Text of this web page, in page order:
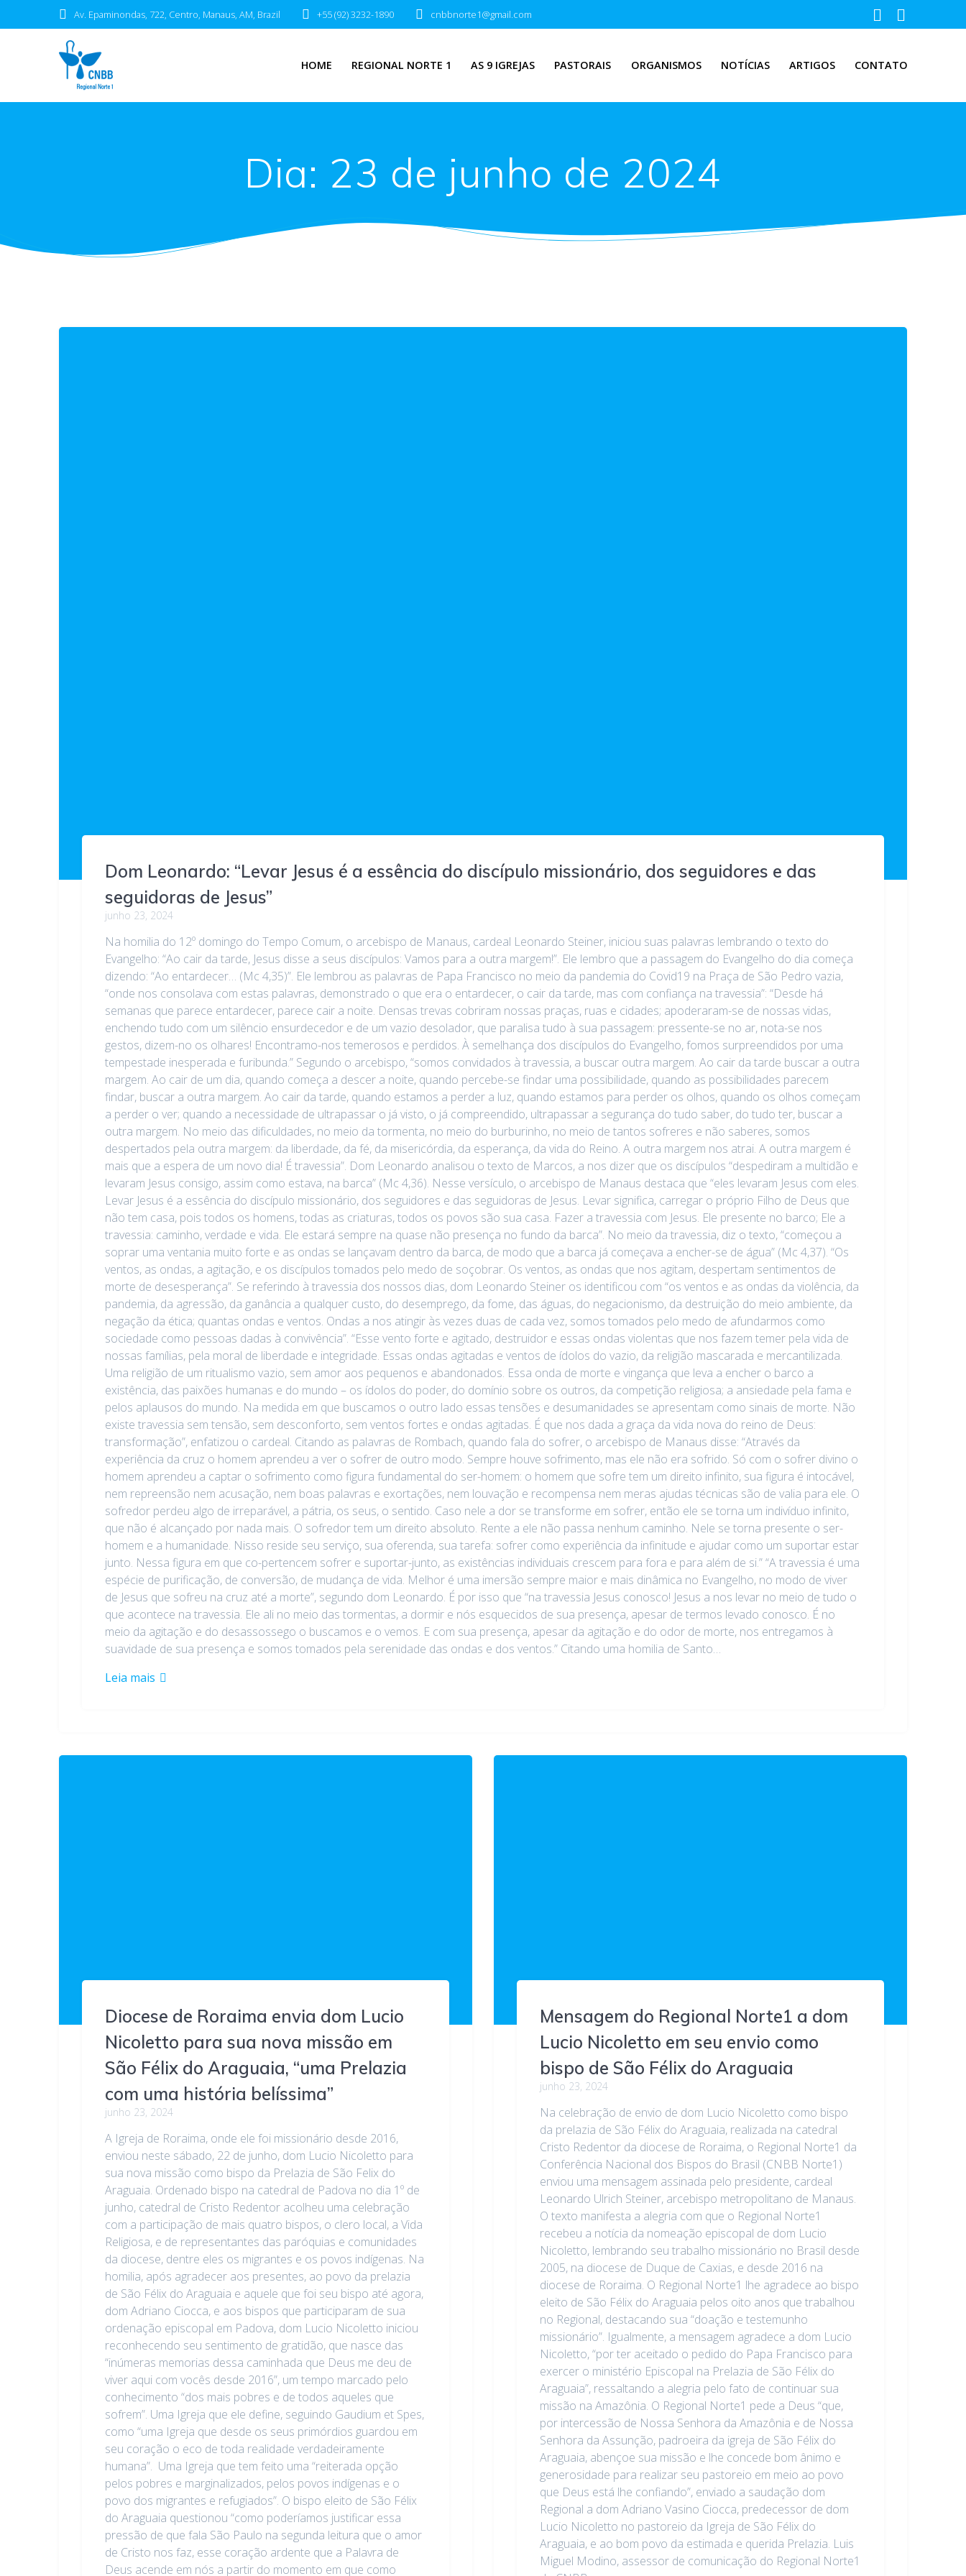
Av. Epaminondas, 722, Centro, Manaus, AM, Brazil +55 (92) 3232-1890 cnbbnorte1@gmail.com
HOME REGIONAL NORTE 1 AS 9 IGREJAS PASTORAIS ORGANISMOS NOTÍCIAS ARTIGOS CONTATO
Dia: 23 de junho de 2024
Dom Leonardo: “Levar Jesus é a essência do discípulo missionário, dos seguidores e das
seguidoras de Jesus”
junho 23, 2024
Na homilia do 12º domingo do Tempo Comum, o arcebispo de Manaus, cardeal Leonardo Steiner, iniciou suas palavras lembrando o texto do
Evangelho: “Ao cair da tarde, Jesus disse a seus discípulos: Vamos para a outra margem!”. Ele lembro que a passagem do Evangelho do dia começa
dizendo: “Ao entardecer… (Mc 4,35)”. Ele lembrou as palavras de Papa Francisco no meio da pandemia do Covid19 na Praça de São Pedro vazia,
“onde nos consolava com estas palavras, demonstrado o que era o entardecer, o cair da tarde, mas com confiança na travessia”: “Desde há
semanas que parece entardecer, parece cair a noite. Densas trevas cobriram nossas praças, ruas e cidades; apoderaram-se de nossas vidas,
enchendo tudo com um silêncio ensurdecedor e de um vazio desolador, que paralisa tudo à sua passagem: pressente-se no ar, nota-se nos
gestos, dizem-no os olhares! Encontramo-nos temerosos e perdidos. À semelhança dos discípulos do Evangelho, fomos surpreendidos por uma
tempestade inesperada e furibunda.” Segundo o arcebispo, “somos convidados à travessia, a buscar outra margem. Ao cair da tarde buscar a outra
margem. Ao cair de um dia, quando começa a descer a noite, quando percebe-se findar uma possibilidade, quando as possibilidades parecem
findar, buscar a outra margem. Ao cair da tarde, quando estamos a perder a luz, quando estamos para perder os olhos, quando os olhos começam
a perder o ver; quando a necessidade de ultrapassar o já visto, o já compreendido, ultrapassar a segurança do tudo saber, do tudo ter, buscar a
outra margem. No meio das dificuldades, no meio da tormenta, no meio do burburinho, no meio de tantos sofreres e não saberes, somos
despertados pela outra margem: da liberdade, da fé, da misericórdia, da esperança, da vida do Reino. A outra margem nos atrai. A outra margem é
mais que a espera de um novo dia! É travessia”. Dom Leonardo analisou o texto de Marcos, a nos dizer que os discípulos “despediram a multidão e
levaram Jesus consigo, assim como estava, na barca” (Mc 4,36). Nesse versículo, o arcebispo de Manaus destaca que “eles levaram Jesus com eles.
Levar Jesus é a essência do discípulo missionário, dos seguidores e das seguidoras de Jesus. Levar significa, carregar o próprio Filho de Deus que
não tem casa, pois todos os homens, todas as criaturas, todos os povos são sua casa. Fazer a travessia com Jesus. Ele presente no barco; Ele a
travessia: caminho, verdade e vida. Ele estará sempre na quase não presença no fundo da barca”. No meio da travessia, diz o texto, “começou a
soprar uma ventania muito forte e as ondas se lançavam dentro da barca, de modo que a barca já começava a encher-se de água” (Mc 4,37). “Os
ventos, as ondas, a agitação, e os discípulos tomados pelo medo de soçobrar. Os ventos, as ondas que nos agitam, despertam sentimentos de
morte de desesperança”. Se referindo à travessia dos nossos dias, dom Leonardo Steiner os identificou com “os ventos e as ondas da violência, da
pandemia, da agressão, da ganância a qualquer custo, do desemprego, da fome, das águas, do negacionismo, da destruição do meio ambiente, da
negação da ética; quantas ondas e ventos. Ondas a nos atingir às vezes duas de cada vez, somos tomados pelo medo de afundarmos como
sociedade como pessoas dadas à convivência”. “Esse vento forte e agitado, destruidor e essas ondas violentas que nos fazem temer pela vida de
nossas famílias, pela moral de liberdade e integridade. Essas ondas agitadas e ventos de ídolos do vazio, da religião mascarada e mercantilizada.
Uma religião de um ritualismo vazio, sem amor aos pequenos e abandonados. Essa onda de morte e vingança que leva a encher o barco a
existência, das paixões humanas e do mundo – os ídolos do poder, do domínio sobre os outros, da competição religiosa; a ansiedade pela fama e
pelos aplausos do mundo. Na medida em que buscamos o outro lado essas tensões e desumanidades se apresentam como sinais de morte. Não
existe travessia sem tensão, sem desconforto, sem ventos fortes e ondas agitadas. É que nos dada a graça da vida nova do reino de Deus:
transformação”, enfatizou o cardeal. Citando as palavras de Rombach, quando fala do sofrer, o arcebispo de Manaus disse: “Através da
experiência da cruz o homem aprendeu a ver o sofrer de outro modo. Sempre houve sofrimento, mas ele não era sofrido. Só com o sofrer divino o
homem aprendeu a captar o sofrimento como figura fundamental do ser-homem: o homem que sofre tem um direito infinito, sua figura é intocável,
nem repreensão nem acusação, nem boas palavras e exortações, nem louvação e recompensa nem meras ajudas técnicas são de valia para ele. O
sofredor perdeu algo de irreparável, a pátria, os seus, o sentido. Caso nele a dor se transforme em sofrer, então ele se torna um indivíduo infinito,
que não é alcançado por nada mais. O sofredor tem um direito absoluto. Rente a ele não passa nenhum caminho. Nele se torna presente o ser-
homem e a humanidade. Nisso reside seu serviço, sua oferenda, sua tarefa: sofrer como experiência da infinitude e ajudar como um suportar estar
junto. Nessa figura em que co-pertencem sofrer e suportar-junto, as existências individuais crescem para fora e para além de si.” “A travessia é uma
espécie de purificação, de conversão, de mudança de vida. Melhor é uma imersão sempre maior e mais dinâmica no Evangelho, no modo de viver
de Jesus que sofreu na cruz até a morte”, segundo dom Leonardo. É por isso que “na travessia Jesus conosco! Jesus a nos levar no meio de tudo o
que acontece na travessia. Ele ali no meio das tormentas, a dormir e nós esquecidos de sua presença, apesar de termos levado conosco. É no
meio da agitação e do desassossego o buscamos e o vemos. E com sua presença, apesar da agitação e do odor de morte, nos entregamos à
suavidade de sua presença e somos tomados pela serenidade das ondas e dos ventos.” Citando uma homilia de Santo…
Leia mais
Diocese de Roraima envia dom Lucio
Nicoletto para sua nova missão em
São Félix do Araguaia, “uma Prelazia
com uma história belíssima”
junho 23, 2024
A Igreja de Roraima, onde ele foi missionário desde 2016,
enviou neste sábado, 22 de junho, dom Lucio Nicoletto para
sua nova missão como bispo da Prelazia de São Felix do
Araguaia. Ordenado bispo na catedral de Padova no dia 1º de
junho, catedral de Cristo Redentor acolheu uma celebração
com a participação de mais quatro bispos, o clero local, a Vida
Religiosa, e de representantes das paróquias e comunidades
da diocese, dentre eles os migrantes e os povos indígenas. Na
homilia, após agradecer aos presentes, ao povo da prelazia
de São Félix do Araguaia e aquele que foi seu bispo até agora,
dom Adriano Ciocca, e aos bispos que participaram de sua
ordenação episcopal em Padova, dom Lucio Nicoletto iniciou
reconhecendo seu sentimento de gratidão, que nasce das
“inúmeras memorias dessa caminhada que Deus me deu de
viver aqui com vocês desde 2016”, um tempo marcado pelo
conhecimento “dos mais pobres e de todos aqueles que
sofrem”. Uma Igreja que ele define, seguindo Gaudium et Spes,
como “uma Igreja que desde os seus primórdios guardou em
seu coração o eco de toda realidade verdadeiramente
humana”. Uma Igreja que tem feito uma “reiterada opção
pelos pobres e marginalizados, pelos povos indígenas e o
povo dos migrantes e refugiados”. O bispo eleito de São Félix
do Araguaia questionou “como poderíamos justificar essa
pressão de que fala São Paulo na segunda leitura que o amor
de Cristo nos faz, esse coração ardente que a Palavra de
Deus acende em nós a partir do momento em que como
Mensagem do Regional Norte1 a dom
Lucio Nicoletto em seu envio como
bispo de São Félix do Araguaia
junho 23, 2024
Na celebração de envio de dom Lucio Nicoletto como bispo
da prelazia de São Félix do Araguaia, realizada na catedral
Cristo Redentor da diocese de Roraima, o Regional Norte1 da
Conferência Nacional dos Bispos do Brasil (CNBB Norte1)
enviou uma mensagem assinada pelo presidente, cardeal
Leonardo Ulrich Steiner, arcebispo metropolitano de Manaus.
O texto manifesta a alegria com que o Regional Norte1
recebeu a notícia da nomeação episcopal de dom Lucio
Nicoletto, lembrando seu trabalho missionário no Brasil desde
2005, na diocese de Duque de Caxias, e desde 2016 na
diocese de Roraima. O Regional Norte1 lhe agradece ao bispo
eleito de São Félix do Araguaia pelos oito anos que trabalhou
no Regional, destacando sua “doação e testemunho
missionário”. Igualmente, a mensagem agradece a dom Lucio
Nicoletto, “por ter aceitado o pedido do Papa Francisco para
exercer o ministério Episcopal na Prelazia de São Félix do
Araguaia”, ressaltando a alegria pelo fato de continuar sua
missão na Amazônia. O Regional Norte1 pede a Deus “que,
por intercessão de Nossa Senhora da Amazônia e de Nossa
Senhora da Assunção, padroeira da igreja de São Félix do
Araguaia, abençoe sua missão e lhe concede bom ânimo e
generosidade para realizar seu pastoreio em meio ao povo
que Deus está lhe confiando”, enviado a saudação dom
Regional a dom Adriano Vasino Ciocca, predecessor de dom
Lucio Nicoletto no pastoreio da Igreja de São Félix do
Araguaia, e ao bom povo da estimada e querida Prelazia. Luis
Miguel Modino, assessor de comunicação do Regional Norte1